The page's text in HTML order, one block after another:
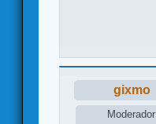
gixmo
Moderador